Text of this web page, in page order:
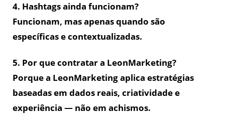
4. Hashtags ainda funcionam?
Funcionam, mas apenas quando são
específicas e contextualizadas.
5. Por que contratar a LeonMarketing?
Porque a LeonMarketing aplica estratégias
baseadas em dados reais, criatividade e
experiência — não em achismos.